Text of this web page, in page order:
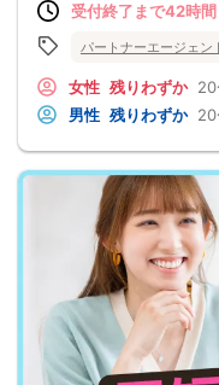
受付終了まで42時間
パートナーエージェン
女性 残りわずか
男性 残りわずか